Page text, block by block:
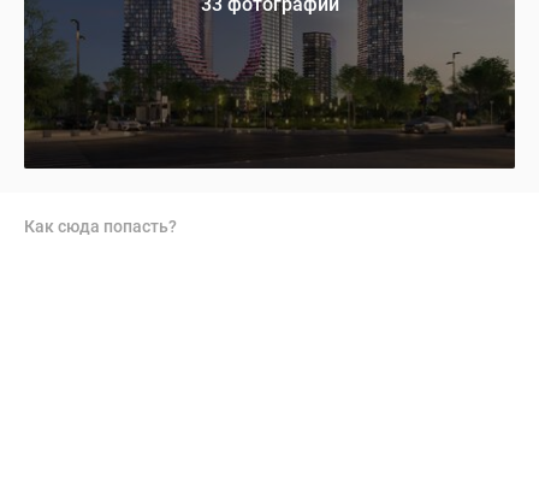
33 фотографии
Как сюда попасть?